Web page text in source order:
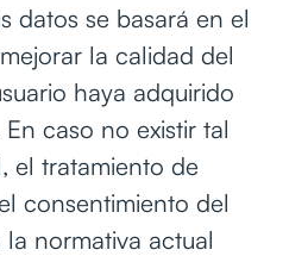
datos se basará en el
la calidad del
haya adquirido
caso no existir tal
el tratamiento de
consentimiento del
normativa actual